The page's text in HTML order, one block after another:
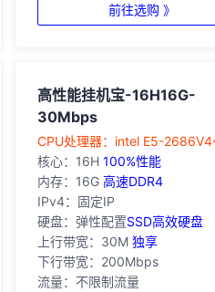
前往选购 》
高性能挂机宝-16H16G-
30Mbps
‎CPU处理器：intel E5-
核心：16H 100%性能
内存：16G 高速DDR4
IPv4：固定IP
硬盘：弹性配置SSD高效硬盘
上行带宽：30M 独享
下行带宽：200Mbps
流量：不限制流量